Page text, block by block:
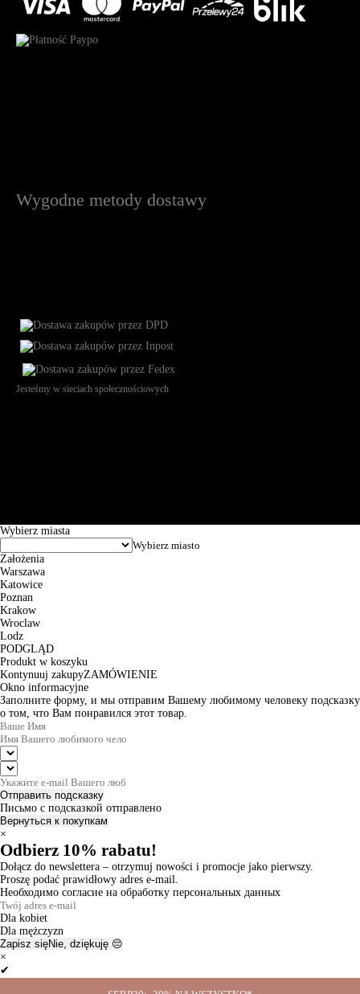
Wygodne metody dostawy
Jesteśmy w sieciach społecznościowych
Wybierz miasta
Założenia
Warszawa
Katowice
Poznan
Krakow
Wroclaw
Lodz
PODGLĄD
Produkt w koszyku
Kontynuuj zakupyZAMÓWIENIE
Okno informacyjne
Заполните форму, и мы отправим Вашему любимому человеку подсказку
о том, что Вам понравился этот товар.
Отправить подсказку
Письмо с подсказкой отправлено
Вернуться к покупкам
×
Odbierz 10% rabatu!
Dołącz do newslettera – otrzymuj nowości i promocje jako pierwszy.
Proszę podać prawidłowy adres e-mail.
Необходимо согласие на обработку персональных данных
Dla kobiet
Dla mężczyzn
Zapisz sięNie, dziękuję 😔
×
✔
Thanks for the subscription!